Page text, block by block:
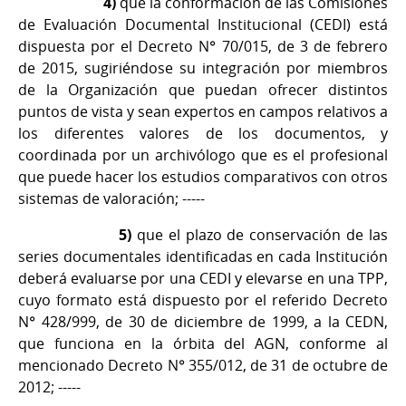
de Evaluación Documental Institucional (CEDI) está
dispuesta por el Decreto N° 70/015, de 3 de febrero
de 2015, sugiriéndose su integración por miembros
de la Organización que puedan ofrecer distintos
puntos de vista y sean expertos en campos relativos a
los diferentes valores de los documentos, y
coordinada por un archivólogo que es el profesional
que puede hacer los estudios comparativos con otros
sistemas de valoración; -----
5) que el plazo de conservación de las
series documentales identificadas en cada Institución
deberá evaluarse por una CEDI y elevarse en una TPP,
cuyo formato está dispuesto por el referido Decreto
N° 428/999, de 30 de diciembre de 1999, a la CEDN,
que funciona en la órbita del AGN, conforme al
mencionado Decreto N° 355/012, de 31 de octubre de
2012; -----